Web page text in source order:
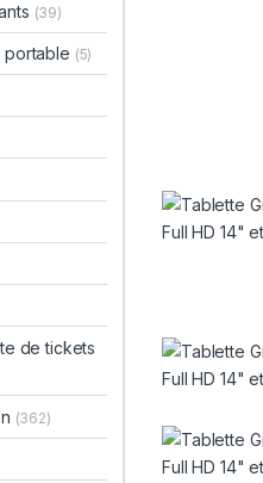
(39)
portable (5)
de tickets
(362)